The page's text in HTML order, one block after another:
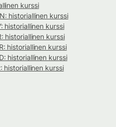
kurssi
historiallinen kurssi
historiallinen kurssi
historiallinen kurssi
historiallinen kurssi
historiallinen kurssi
historiallinen kurssi